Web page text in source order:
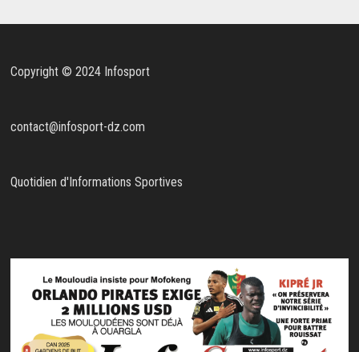
Copyright © 2024 Infosport
contact@infosport-dz.com
Quotidien d'Informations Sportives